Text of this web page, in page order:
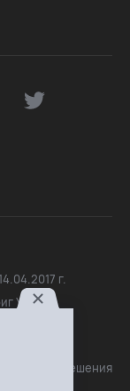
г.
Ус»,
разрешения
ссылка на